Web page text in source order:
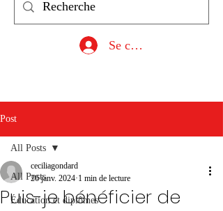
Se connecter
Post
All Posts
Éducation et diplômes
All Posts
Puis-je bénéficier de
ceciliagondard
26 janv. 2024 1 min de lecture